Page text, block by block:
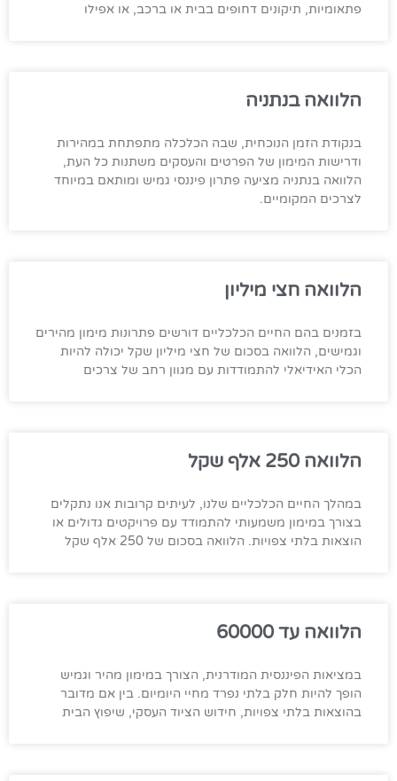
פתאומיות, תיקונים דחופים בבית או ברכב, או אפילו
הלוואה בנתניה
בנקודת הזמן הנוכחית, שבה הכלכלה מתפתחת במהירות
ודרישות המימון של הפרטים והעסקים משתנות כל העת,
הלוואה בנתניה מציעה פתרון פיננסי גמיש ומותאם במיוחד
לצרכים המקומיים.
הלוואה חצי מיליון
בזמנים בהם החיים הכלכליים דורשים פתרונות מימון מהירים
וגמישים, הלוואה בסכום של חצי מיליון שקל יכולה להיות
הכלי האידיאלי להתמודדות עם מגוון רחב של צרכים
הלוואה 250 אלף שקל
במהלך החיים הכלכליים שלנו, לעיתים קרובות אנו נתקלים
בצורך במימון משמעותי להתמודד עם פרויקטים גדולים או
הוצאות בלתי צפויות. הלוואה בסכום של 250 אלף שקל
הלוואה עד 60000
במציאות הפיננסית המודרנית, הצורך במימון מהיר וגמיש
הופך להיות חלק בלתי נפרד מחיי היומיום. בין אם מדובר
בהוצאות בלתי צפויות, חידוש הציוד העסקי, שיפוץ הבית